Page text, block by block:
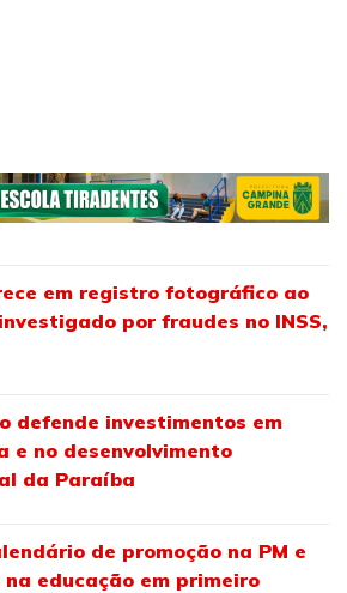
em registro fotográfico ao
por fraudes no INSS,
defende investimentos em
e no desenvolvimento
da Paraíba
de promoção na PM e
educação em primeiro